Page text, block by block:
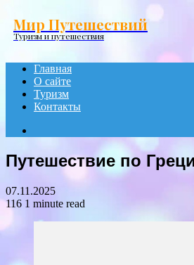
Мир Путешествий
Туризм и путешествия
Главная
О сайте
Туризм
Контакты
Путешествие по
07.11.2025
116 1 minute read